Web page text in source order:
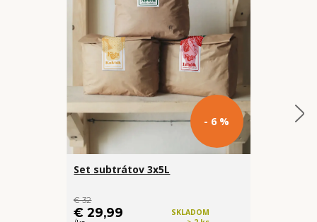
- 6 %
Set subtrátov 3x5L
€ 32
€ 29,99
SKLADOM